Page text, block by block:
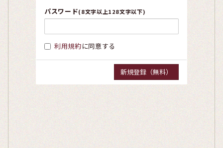
パスワード(8文字以上128文字以下)
利用規約に同意する